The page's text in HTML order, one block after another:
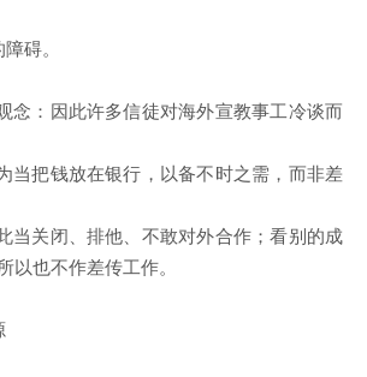
碍。
念：因此许多信徒对海外宣教事工冷谈而
当把钱放在银行，以备不时之需，而非差
当关闭、排他、不敢对外合作；看别的成
以也不作差传工作。